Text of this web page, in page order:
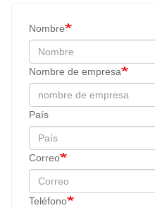
Nombre
Nombre de empresa
País
Correo
Teléfono